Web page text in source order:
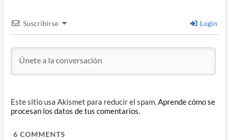
Suscribirse Login
Este sitio usa Akismet para reducir el spam.Aprende cómo se
procesan los datos de tus comentarios.
6 COMMENTS